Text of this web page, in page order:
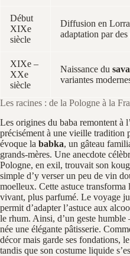
Début
XIXe
siècle
Diffusion en
adaptation par
XIXe –
XXe
siècle
Naissance du
variantes
Les racines : de la Pologne à la
Les origines du baba remontent à
précisément à une vieille tradition
évoque la babka, un gâteau
grands-mères. Une anecdote
Pologne, en exil, trouvait son
simple d’y verser un peu de vin
moelleux. Cette astuce
vivant, plus parfumé. Le voyage
permit d’adapter l’astuce aux
le rhum. Ainsi, d’un geste
née une élégante pâtisserie.
décor mais garde ses fondations,
tandis que son costume liquide